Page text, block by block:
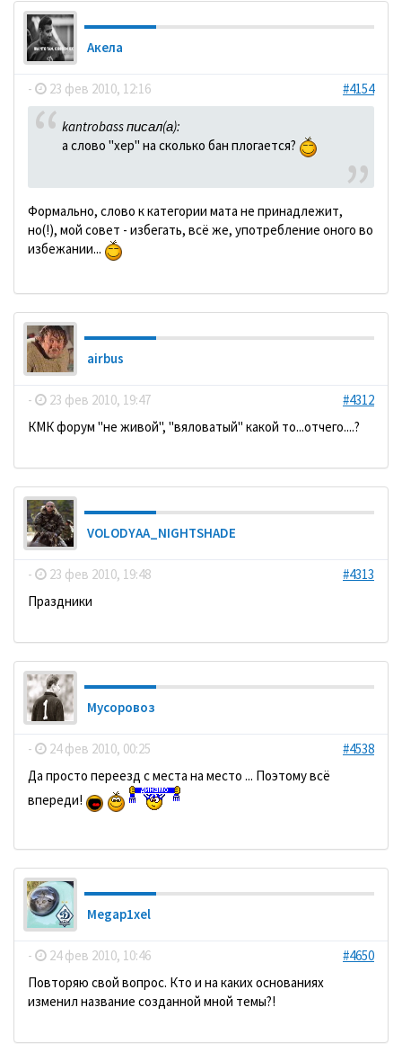
Акела
- 23 фев 2010, 12:16 #4154
kantrobass писал(а):
а слово "хер" на сколько бан плогается?
Формально, слово к категории мата не принадлежит,
но(!), мой совет - избегать, всё же, употребление оного во
избежании...
airbus
- 23 фев 2010, 19:47
#4312
КМК форум "не живой", "вяловатый" какой то...отчего....?
VOLODYAA_NIGHTSHADE
- 23 фев 2010, 19:48
#4313
Праздники
Мусоровоз
- 24 фев 2010, 00:25
#4538
Да просто переезд с места на место ... Поэтому всё
впереди!
Megap1xel
- 24 фев 2010, 10:46
#4650
Повторяю свой вопрос. Кто и на каких основаниях
изменил название созданной мной темы?!